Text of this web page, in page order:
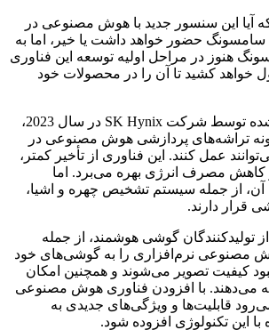
این سنسور جدید با هوش مصنوعی در
مدل‌های گلکسی S24 سامسونگ حضور خواهد داشت یا خیر، اما به
هنوز در مراحل اولیه توسعه این فناوری
خواهد کشید تا آن را در محصولات خود
در یک رویداد برگزار شده توسط شرکت SK Hynix در سال 2023،
تراشه‌های پردازشی هوش مصنوعی در
عمل کنند. این فناوری از تأخیر کمتر،
کاهش مصرف انرژی بهره می‌برد. اما
آن، از جمله سیستم تشخیص چهره و اشیا،
قرار دارند.
تولیدکنندگان گوشی هوشمند، از جمله
مصنوعی نرم‌افزاری را به گوشی‌های خود
کیفیت تصویر می‌شوند و همچنین امکان
می‌دهند. با افزودن فناوری هوش مصنوعی
قابلیت‌ها و ویژگی‌های جدیدی به
این تکنولوژی افزوده شود.